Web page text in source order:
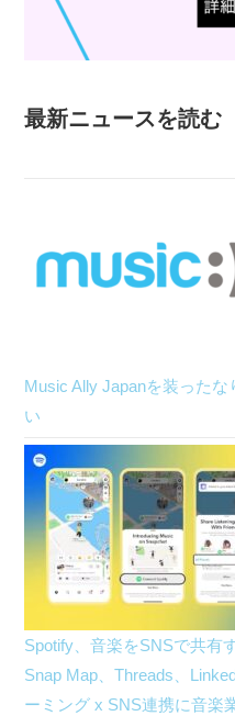
最新ニュースを読む
Music Ally Japanを装った
い
Spotify、音楽をSNSで共有
Snap Map、Threads、
ーミング x SNS連携に音楽